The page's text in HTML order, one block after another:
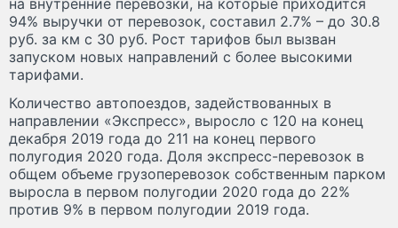
на внутренние перевозки, на которые приходится
94% выручки от перевозок, составил 2.7% – до 30.8
руб. за км с 30 руб. Рост тарифов был вызван
запуском новых направлений с более высокими
тарифами.
Количество автопоездов, задействованных в
направлении «Экспресс», выросло c 120 на конец
декабря 2019 года до 211 на конец первого
полугодия 2020 года. Доля экспресс-перевозок в
общем объеме грузоперевозок собственным парком
выросла в первом полугодии 2020 года до 22%
против 9% в первом полугодии 2019 года.